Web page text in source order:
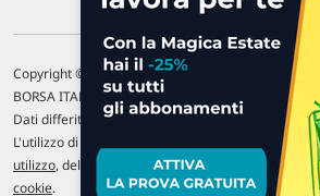
Copyright © 1996-2026 Traderlink Italia s.r.l.
BORSA ITALIANA Quotazioni di borsa differite di
Dati differiti di 15 min. (fonte Intrinio) / FOREX
L'utilizzo di questo sito implica l'accettazione delle
utilizzo, del Disclaimer MAR, delle Politiche sulla
cookie.